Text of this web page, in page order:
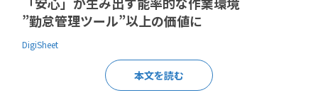
”勤怠管理ツール”以上の価値に
DigiSheet
本文を読む